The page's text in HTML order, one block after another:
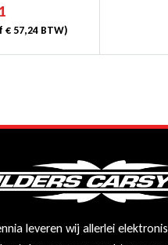
€ 57,24 BTW)
leveren wij allerlei